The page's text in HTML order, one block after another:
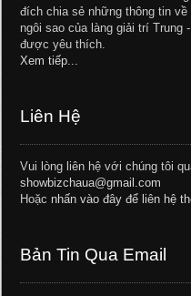
đích chia sẻ những thông tin về
ngôi sao của làng giải trí Trung
được yêu thích.
Xem tiếp...
Liên Hệ
Vui lòng liên hệ với chúng tôi
showbizchaua@gmail.com
Hoặc nhấn vào đây để liên hệ
Bản Tin Qua Email